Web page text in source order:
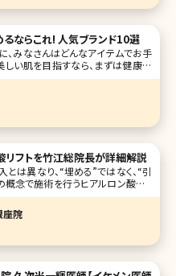
るならこれ! 人気ブランド10選
、みなさんはどんなアイテムでお手
しい肌を目指すなら、まずは健康な
んなときにトライしてみたいのがド
は、監修しているコス
リフトを竹江総院長が詳細解説
は異なり、“埋める”ではなく、“引
概念で施術を行うヒアルロン酸リフ
取り上げられ、注目されています。
竹江先生にヒアルロン酸リフトに
療との比較もまじえながら、わかり
座院